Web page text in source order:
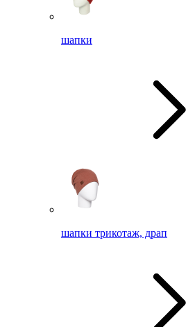
шапки
шапки трикотаж, драп